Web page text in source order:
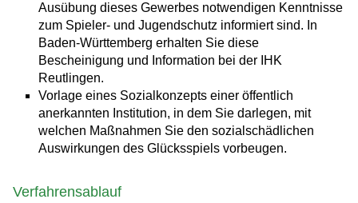
Ausübung dieses Gewerbes notwendigen Kenntnisse
zum Spieler- und Jugendschutz informiert sind. In
Baden-Württemberg erhalten Sie diese
Bescheinigung und Information bei der IHK
Reutlingen.
Vorlage eines Sozialkonzepts einer öffentlich
anerkannten Institution, in dem Sie darlegen, mit
welchen Maßnahmen Sie den sozialschädlichen
Auswirkungen des Glücksspiels vorbeugen.
Verfahrensablauf